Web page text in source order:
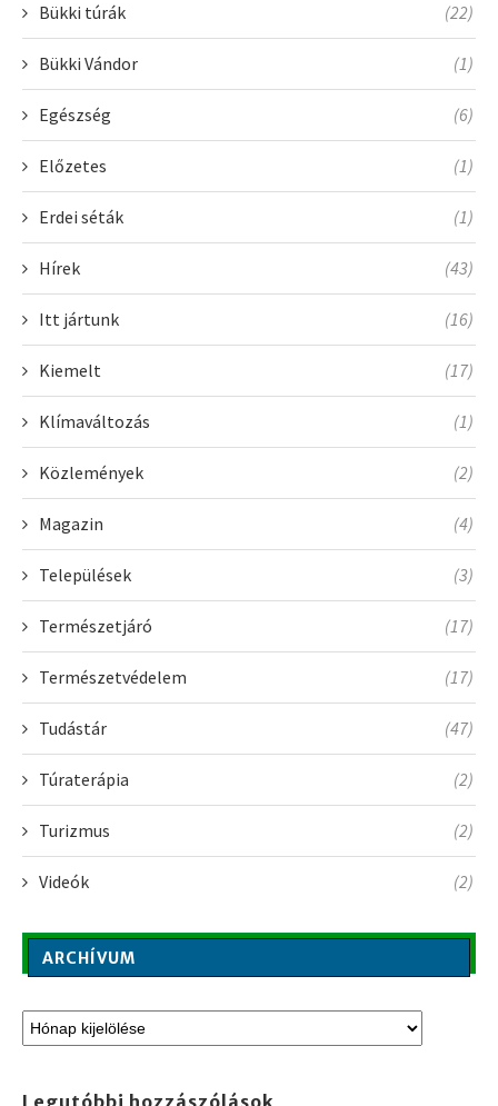
Bükki túrák (22)
Bükki Vándor (1)
Egészség (6)
Előzetes (1)
Erdei séták (1)
Hírek (43)
Itt jártunk (16)
Kiemelt (17)
Klímaváltozás (1)
Közlemények (2)
Magazin (4)
Települések (3)
Természetjáró (17)
Természetvédelem (17)
Tudástár (47)
Túraterápia (2)
Turizmus (2)
Videók (2)
ARCHÍVUM